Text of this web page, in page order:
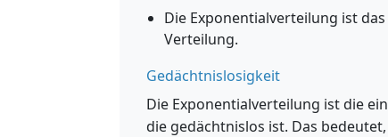
Die Exponentialverteilung ist
Verteilung.
Gedächtnislosigkeit
Die Exponentialverteilung ist die
die gedächtnislos ist. Das